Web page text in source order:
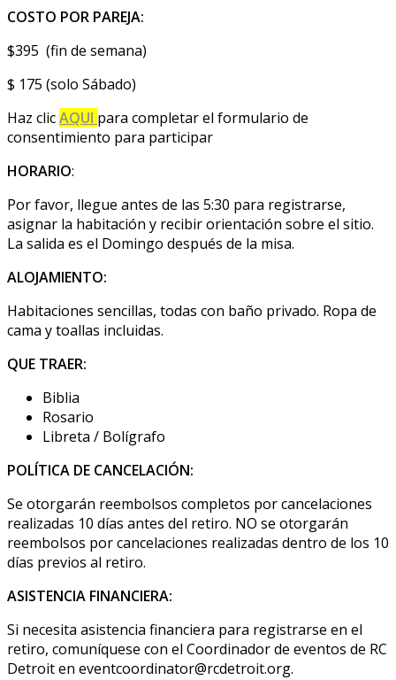
COSTO POR PAREJA:
$395 (fin de semana)
$ 175 (solo Sábado)
Haz clicAQUI para completar el formulario de
consentimiento para participar
HORARIO:
Por favor, llegue antes de las 5:30 para registrarse,
asignar la habitación y recibir orientación sobre el sitio.
La salida es el Domingo después de la misa.
ALOJAMIENTO:
Habitaciones sencillas, todas con baño privado. Ropa de
cama y toallas incluidas.
QUE TRAER:
Biblia
Rosario
Libreta / Bolígrafo
POLÍTICA DE CANCELACIÓN:
Se otorgarán reembolsos completos por cancelaciones
realizadas 10 días antes del retiro. NO se otorgarán
reembolsos por cancelaciones realizadas dentro de los 10
días previos al retiro.
ASISTENCIA FINANCIERA:
Si necesita asistencia financiera para registrarse en el
retiro, comuníquese con el Coordinador de eventos de RC
Detroit en eventcoordinator@rcdetroit.org.